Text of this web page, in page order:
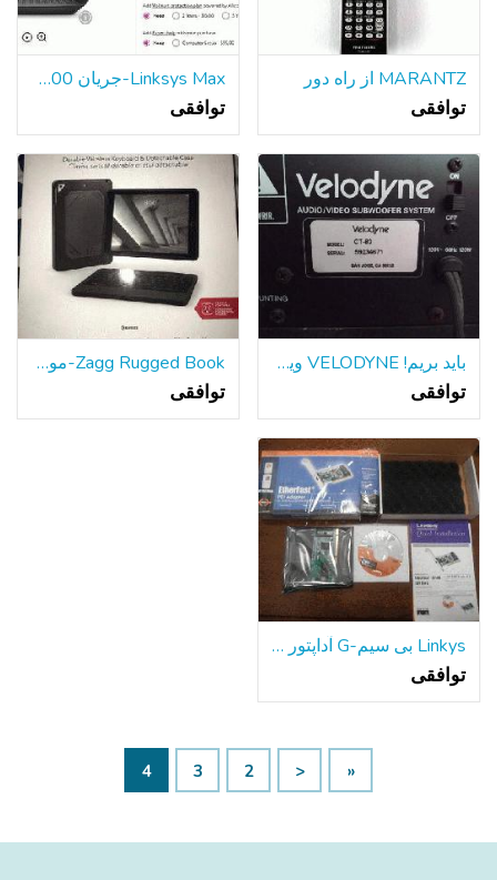
MARANTZ از راه دور
توافقی
Linksys Max-جریان AC 4000 سه باند روتر
توافقی
باید بریم! VELODYNE ویدئو ساب ووفر سیستم صوتی جامعه بلندگو
توافقی
Zagg Rugged Book-مورد با دوام و صفحه کلید بلوتوث برای iPad
توافقی
Linkys بی سیم-G آداپتور PCI
توافقی
«
<
2
3
4